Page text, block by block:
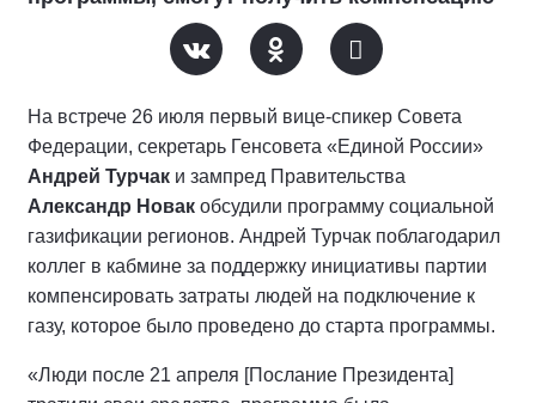
На встрече 26 июля первый вице-спикер Совета
Федерации, секретарь Генсовета «Единой России»
Андрей Турчак и зампред Правительства
Александр Новак обсудили программу социальной
газификации регионов. Андрей Турчак поблагодарил
коллег в кабмине за поддержку инициативы партии
компенсировать затраты людей на подключение к
газу, которое было проведено до старта программы.
«Люди после 21 апреля [Послание Президента]